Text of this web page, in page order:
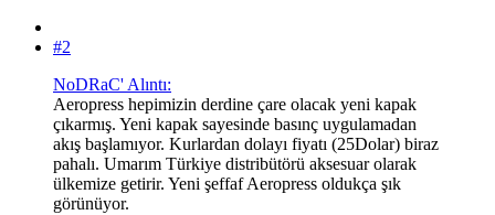
#2
NoDRaC' Alıntı:
Aeropress hepimizin derdine çare olacak yeni kapak
çıkarmış. Yeni kapak sayesinde basınç uygulamadan
akış başlamıyor. Kurlardan dolayı fiyatı (25Dolar) biraz
pahalı. Umarım Türkiye distribütörü aksesuar olarak
ülkemize getirir. Yeni şeffaf Aeropress oldukça şık
görünüyor.